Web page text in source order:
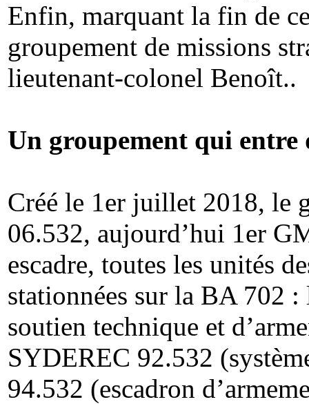
Enfin, marquant la fin de
groupement de missions
lieutenant-colonel Benoît..
Un groupement qui entre
Créé le 1er juillet 2018, le
06.532, aujourd’hui 1er
escadre, toutes les unités
stationnées sur la BA 702
soutien technique et
SYDEREC 92.532
94.532 (escadron